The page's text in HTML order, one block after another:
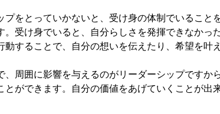
プをとっていかないと、受け身の体制でいるこ
。受け身でいると、自分らしさを発揮できなか
することで、自分の想いを伝えたり、希望を叶
、周囲に影響を与えるのがリーダーシップです
ができます。自分の価値をあげていくことが出